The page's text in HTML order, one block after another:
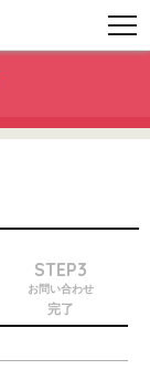
STEP3
お問い合わせ
完了